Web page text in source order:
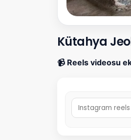
Kütahya
📹 Reels videosu